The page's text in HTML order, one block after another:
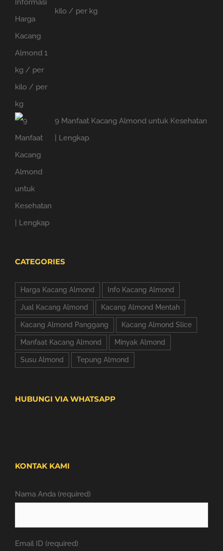
kilo / per kg
9 Manfaat Kacang Almond untuk Kesehatan
| Lengkap
CATEGORIES
Harga Kacang Almond Info Kacang Almond
Jual Kacang Almond Kacang Almond Mentah
Kacang Almond Panggang Kacang Almond Slice
Manfaat Kacang Almond Minyak Almond
Susu Almond Tepung Almond
HUBUNGI VIA WHATSAPP
KONTAK KAMI
Nama Anda (required)
Email ID (required)